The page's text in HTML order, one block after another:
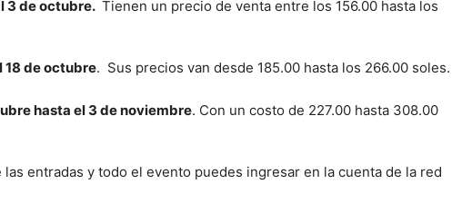
3 de octubre. Tienen un precio de venta entre los 156.00 hasta los
18 de octubre. Sus precios van desde 185.00 hasta los 266.00 soles.
hasta el 3 de noviembre. Con un costo de 227.00 hasta 308.00
las entradas y todo el evento puedes ingresar en la cuenta de la red